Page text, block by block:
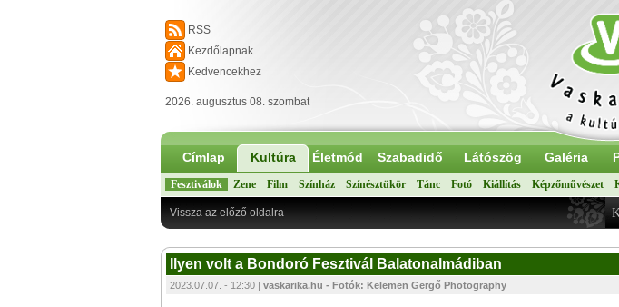
RSS
Kezdőlapnak
Kedvencekhez
2026. augusztus 08. szombat
Címlap Kultúra Életmód Szabadidő Látószög Galéria
Fesztiválok Zene Film Színház Színésztükör Tánc Fotó Kiállítás Képzőművészet
Vissza az előző oldalra
Ilyen volt a Bondoró Fesztivál Balatonalmádiban
2023.07.07. - 12:30 | vaskarika.hu - Fotók: Kelemen Gergő Photography